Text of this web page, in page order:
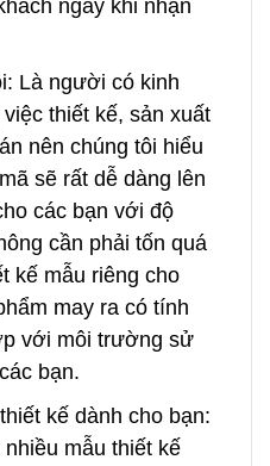
ngay khi nhận
Là người có kinh
thiết kế, sản xuất
nên chúng tôi hiểu
sẽ rất dễ dàng lên
các bạn với độ
cần phải tốn quá
kế mẫu riêng cho
may ra có tính
với môi trường sử
bạn.
kế dành cho bạn:
mẫu thiết kế